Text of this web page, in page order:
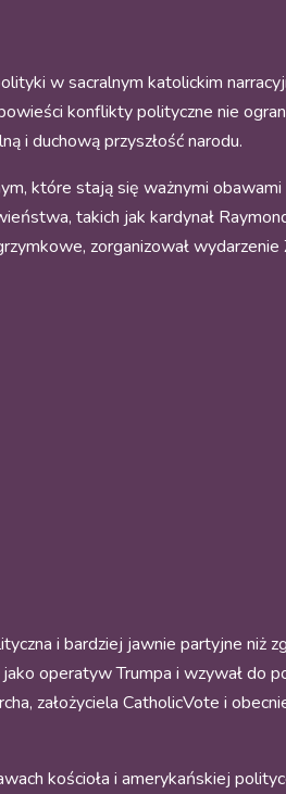
w sacralnym katolickim
konflikty polityczne nie
i duchową przyszłość narodu.
które stają się ważnymi
takich jak kardynał
zorganizował
i bardziej jawnie partyjne niż
operatyw Trumpa i wzywał do
założyciela CatholicVote i
kościoła i amerykańskiej